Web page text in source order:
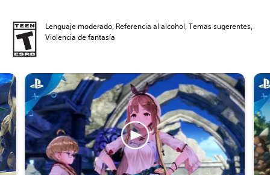
Lenguaje moderado, Referencia al alcohol, Temas sugerentes,
Violencia de fantasía